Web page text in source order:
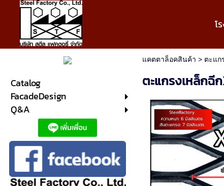
โ
Catalog
FacadeDesign
Q&A
แคตตาล็อคสินค้า > ตะแก
ตะแกรงเหล็กฉีก